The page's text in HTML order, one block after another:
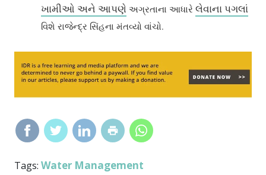
ખામીઓ અને આપણે અગ્રતાના આધારેલેવાના પગલાં
વિશે રાજેન્દ્ર સિંહના મંતવ્યો વાંચો.
Tags: Water Management